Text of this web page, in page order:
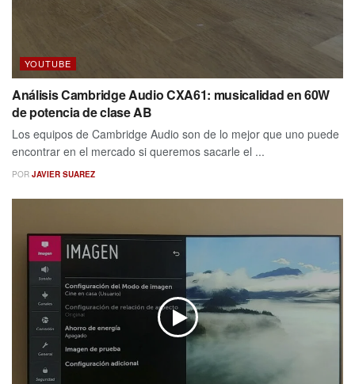
YOUTUBE
Análisis Cambridge Audio CXA61: musicalidad en 60W
de potencia de clase AB
Los equipos de Cambridge Audio son de lo mejor que uno puede
encontrar en el mercado si queremos sacarle el ...
POR JAVIER SUAREZ